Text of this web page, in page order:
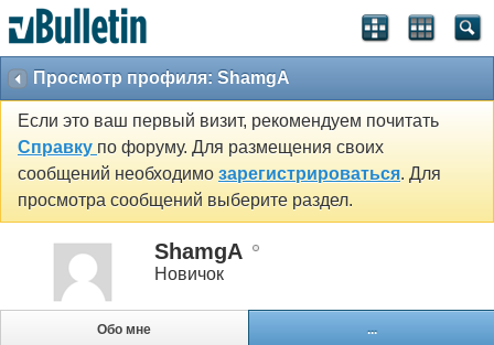
Просмотр профиля: ShamgA
Если это ваш первый визит, рекомендуем почитать
Справку по форуму. Для размещения своих
сообщений необходимо зарегистрироваться. Для
просмотра сообщений выберите раздел.
ShamgA
Новичок
Обо мне ...